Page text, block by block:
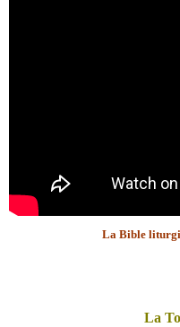
La Bible
La